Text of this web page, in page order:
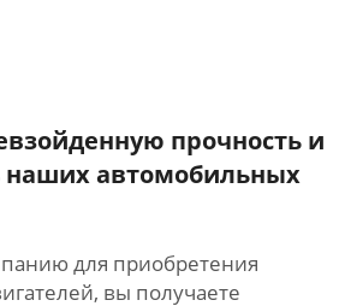
прочность и
наших автомобильных
для приобретения
вы получаете